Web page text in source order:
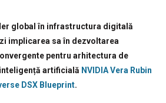
global în infrastructura digitală
implicarea sa în dezvoltarea
pentru arhitectura de
artificială NVIDIA Vera Rubin
DSX Blueprint.